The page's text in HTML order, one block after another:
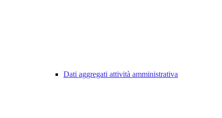
Dati aggregati attività amministrativa